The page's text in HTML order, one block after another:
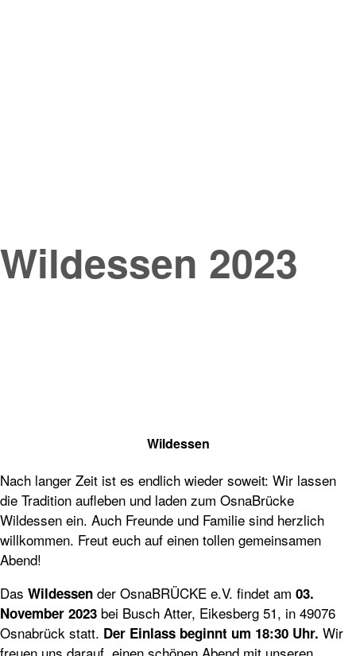
Wildessen 2023
Wildessen
Nach langer Zeit ist es endlich wieder soweit: Wir lassen
die Tradition aufleben und laden zum OsnaBrücke
Wildessen ein. Auch Freunde und Familie sind herzlich
willkommen. Freut euch auf einen tollen gemeinsamen
Abend!
Das Wildessen der OsnaBRÜCKE e.V. findet am 03.
November 2023 bei Busch Atter, Eikesberg 51, in 49076
Osnabrück statt. Der Einlass beginnt um 18:30 Uhr. Wir